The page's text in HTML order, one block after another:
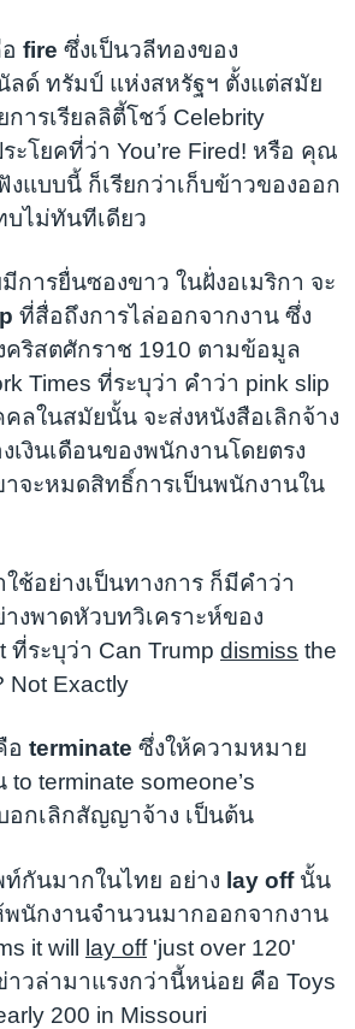
fire ซึ่งเป็นวลีทองของ
ลด์ ทรัมป์ แห่งสหรัฐฯ ตั้งแต่สมัย
การเรียลลิตี้โชว์ Celebrity
ะโยคที่ว่า You’re Fired! หรือ คุณ
แบบนี้ ก็เรียกว่าเก็บข้าวของออก
ไม่ทันทีเดียว
การยื่นซองขาว ในฝั่งอเมริกา จะ
ที่สื่อถึงการไล่ออกจากงาน ซึ่ง
คริสตศักราช 1910 ตามข้อมูล
Times ที่ระบุว่า คำว่า pink slip
ลในสมัยนั้น จะส่งหนังสือเลิกจ้าง
เงินเดือนของพนักงานโดยตรง
าจะหมดสิทธิ์การเป็นพนักงานใน
ช้อย่างเป็นทางการ ก็มีคำว่า
งพาดหัวบทวิเคราะห์ของ
ที่ระบุว่า Can Trump dismiss the
Not Exactly
อ terminate ซึ่งให้ความหมาย
to terminate someone’s
อกเลิกสัญญาจ้าง เป็นต้น
กันมากในไทย อย่าง lay offนั้น
พนักงานจำนวนมากออกจากงาน
it will
lay off'just over 120'
าวล่ามาแรงกว่านี้หน่อย คือ Toys
200 in Missouri